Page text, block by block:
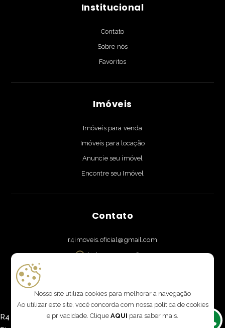
Nosso site utiliza cookies para melhorar a navegação
Ao utilizar este site, você concorda com nossa política de cookies
e privacidade. Clique AQUI para saber mais.
Institucional
Contato
Sobre nós
Favoritos
Imóveis
Imóveis para venda
Imóveis para locação
Anuncie seu imóvel
Encontre seu Imóvel
Contato
r4imoveis.oficial@gmail.com
(41) 9 9959-9576
Rua Doutor Brasílio Vicente de Castro 111, sala 901, Campo
R4 Imóveis 2026 | CRECI: J 8352 | Desenvolvido por